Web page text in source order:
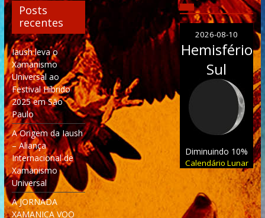
Posts
recentes
Iaush leva o
Xamanismo
Universal ao
Festival Híbrido
2025 em São
Paulo
A Origem da Iaush
– Aliança
Internacional de
Xamanismo
Universal
A JORNADA
XAMANICA VOO
2026-08-10
Hemisfério
Sul
Diminuindo 10%
Calendário Lunar